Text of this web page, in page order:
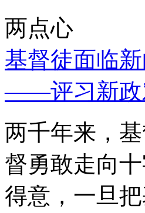
两点心
基督徒面临
——评习新政
两千年来，
督勇敢走向
得意，一旦